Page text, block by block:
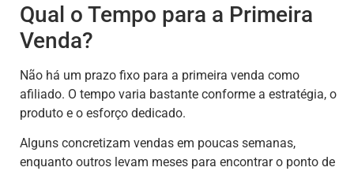
Qual o Tempo para a Primeira
Venda?
Não há um prazo fixo para a primeira venda como
afiliado. O tempo varia bastante conforme a estratégia, o
produto e o esforço dedicado.
Alguns concretizam vendas em poucas semanas,
enquanto outros levam meses para encontrar o ponto de